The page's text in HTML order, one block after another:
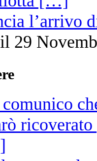
l’arrivo
29